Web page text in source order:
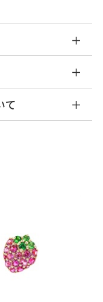
ド
ァイア0.08ct
少の個体差がご
約7mm 厚さ：
の日程にて発送
送」の商品
」の商品
を確認いたしま
て
況をご確認いた
まは、お問い合
。
品・交換・返金